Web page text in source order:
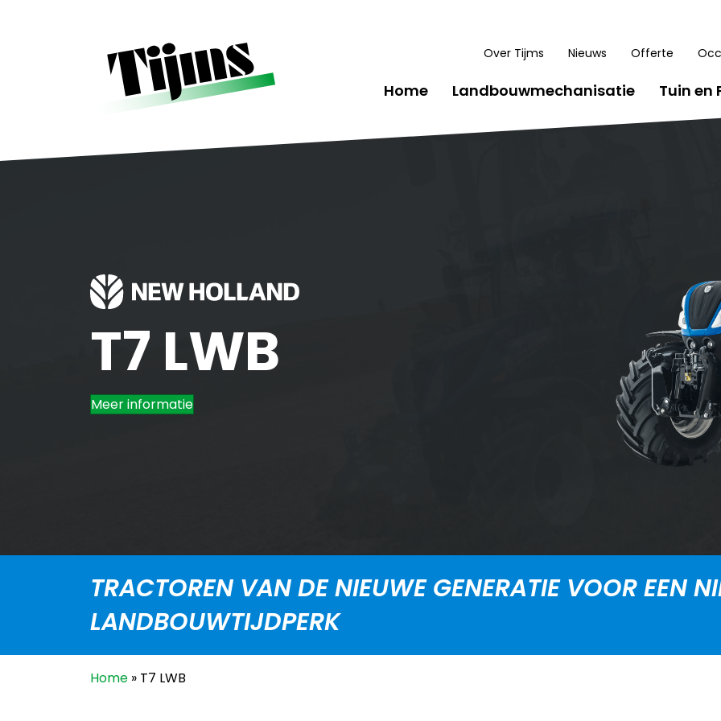
Over Tijms Nieuws Offerte
Home Landbouwmechanisatie Tuin en
T7 LWB
Meer informatie
TRACTOREN VAN DE NIEUWE GENERATIE VOOR EEN
LANDBOUWTIJDPERK
Home » T7 LWB